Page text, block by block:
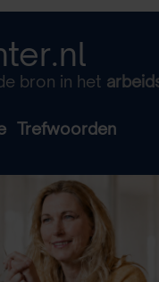
bron in het
Trefwoorden